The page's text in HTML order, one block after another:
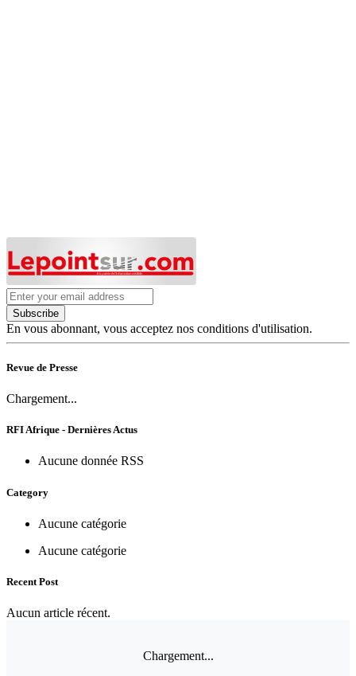
Subscribe
En vous abonnant, vous acceptez nos conditions d'utilisation.
Revue de Presse
Chargement...
RFI Afrique - Dernières Actus
Aucune donnée RSS
Category
Aucune catégorie
Aucune catégorie
Recent Post
Aucun article récent.
Chargement...